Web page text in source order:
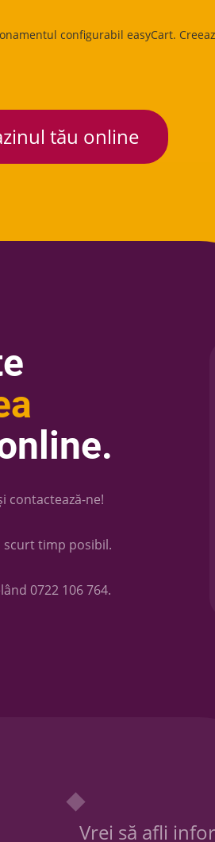
configurabil easyCart.
tău online
contactează-ne!
scurt timp posibil.
0722 106 764.
Vrei să afli